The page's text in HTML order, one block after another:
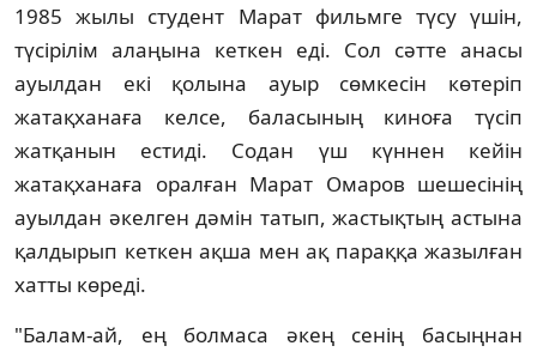
1985 жылы студент Марат фильмге түсу үшін,
түсірілім алаңына кеткен еді. Сол сәтте анасы
ауылдан екі қолына ауыр сөмкесін көтеріп
жатақханаға келсе, баласының киноға түсіп
жатқанын естиді. Содан үш күннен кейін
жатақханаға оралған Марат Омаров шешесінің
ауылдан әкелген дәмін татып, жастықтың астына
қалдырып кеткен ақша мен ақ параққа жазылған
хатты көреді.
"Балам-ай, ең болмаса әкең сенің басыңнан